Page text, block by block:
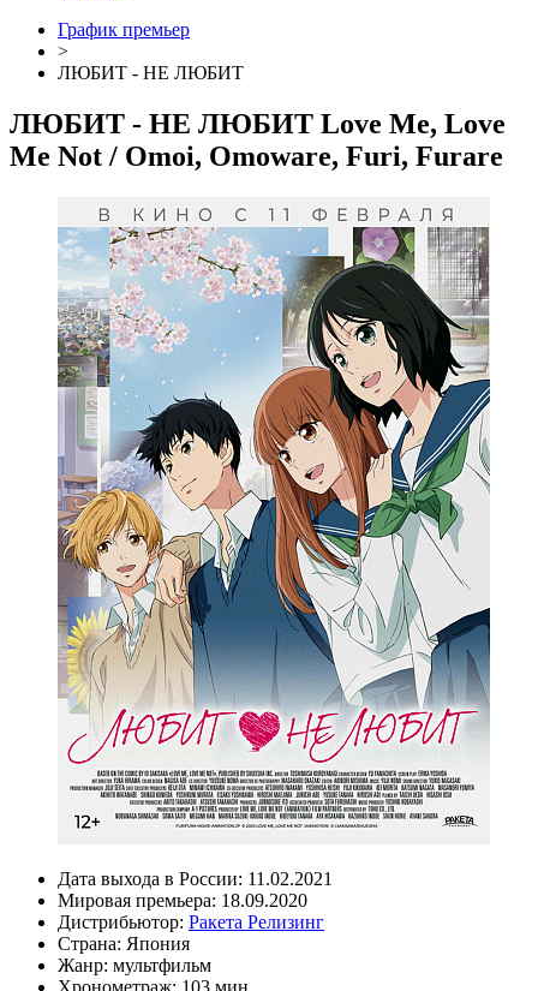
График премьер
>
ЛЮБИТ - НЕ ЛЮБИТ
ЛЮБИТ - НЕ ЛЮБИТ Love Me, Love
Me Not / Omoi, Omoware, Furi, Furare
Дата выхода в России: 11.02.2021
Мировая премьера: 18.09.2020
Дистрибьютор: Ракета Релизинг
Страна: Япония
Жанр: мультфильм
Хронометраж: 103 мин.